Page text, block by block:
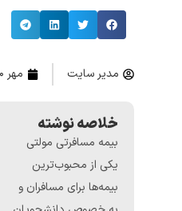
مدیر سایت مهر ۳۰, ۱۴۰۲
خلاصه نوشته
بیمه مسافرتی مولتی
یکی از محبو‌ب‌ترین
بیمه‌ها برای مسافران و